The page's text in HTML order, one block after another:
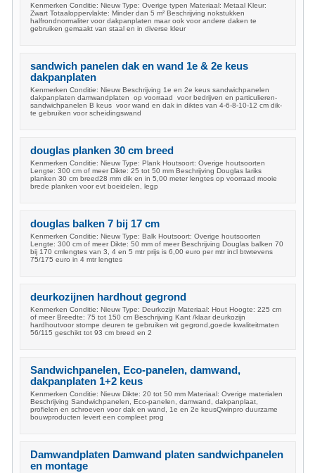
Kenmerken Conditie: Nieuw Type: Overige typen Materiaal: Metaal Kleur:
Zwart Totaaloppervlakte: Minder dan 5 m² Beschrijving nokstukken
halfrondnormaliter voor dakpanplaten maar ook voor andere daken te
gebruiken gemaakt van staal en in diverse kleur
sandwich panelen dak en wand 1e & 2e keus
dakpanplaten
Kenmerken Conditie: Nieuw Beschrijving 1e en 2e keus sandwichpanelen
dakpanplaten damwandplaten op voorraad voor bedrijven en particulieren-
sandwichpanelen B keus voor wand en dak in diktes van 4-6-8-10-12 cm dik-
te gebruiken voor scheidingswand
douglas planken 30 cm breed
Kenmerken Conditie: Nieuw Type: Plank Houtsoort: Overige houtsoorten
Lengte: 300 cm of meer Dikte: 25 tot 50 mm Beschrijving Douglas lariks
planken 30 cm breed28 mm dik en in 5,00 meter lengtes op voorraad mooie
brede planken voor evt boeidelen, legp
douglas balken 7 bij 17 cm
Kenmerken Conditie: Nieuw Type: Balk Houtsoort: Overige houtsoorten
Lengte: 300 cm of meer Dikte: 50 mm of meer Beschrijving Douglas balken 70
bij 170 cmlengtes van 3, 4 en 5 mtr prijs is 6,00 euro per mtr incl btwtevens
75/175 euro in 4 mtr lengtes
deurkozijnen hardhout gegrond
Kenmerken Conditie: Nieuw Type: Deurkozijn Materiaal: Hout Hoogte: 225 cm
of meer Breedte: 75 tot 150 cm Beschrijving Kant /klaar deurkozijn
hardhoutvoor stompe deuren te gebruiken wit gegrond,goede kwaliteitmaten
56/115 geschikt tot 93 cm breed en 2
Sandwichpanelen, Eco-panelen, damwand,
dakpanplaten 1+2 keus
Kenmerken Conditie: Nieuw Dikte: 20 tot 50 mm Materiaal: Overige materialen
Beschrijving Sandwichpanelen, Eco-panelen, damwand, dakpanplaat,
profielen en schroeven voor dak en wand, 1e en 2e keusQwinpro duurzame
bouwproducten levert een compleet prog
Damwandplaten Damwand platen sandwichpanelen
en montage